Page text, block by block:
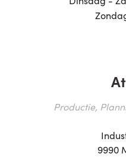
Productie,
9990